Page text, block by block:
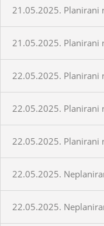
21.05.2025. Planirani
21.05.2025. Planirani
22.05.2025. Planirani
22.05.2025. Planirani
22.05.2025. Planirani
22.05.2025.
22.05.2025.